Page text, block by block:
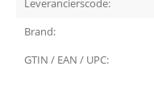
Leverancierscode:
Brand:
GTIN / EAN / UPC: